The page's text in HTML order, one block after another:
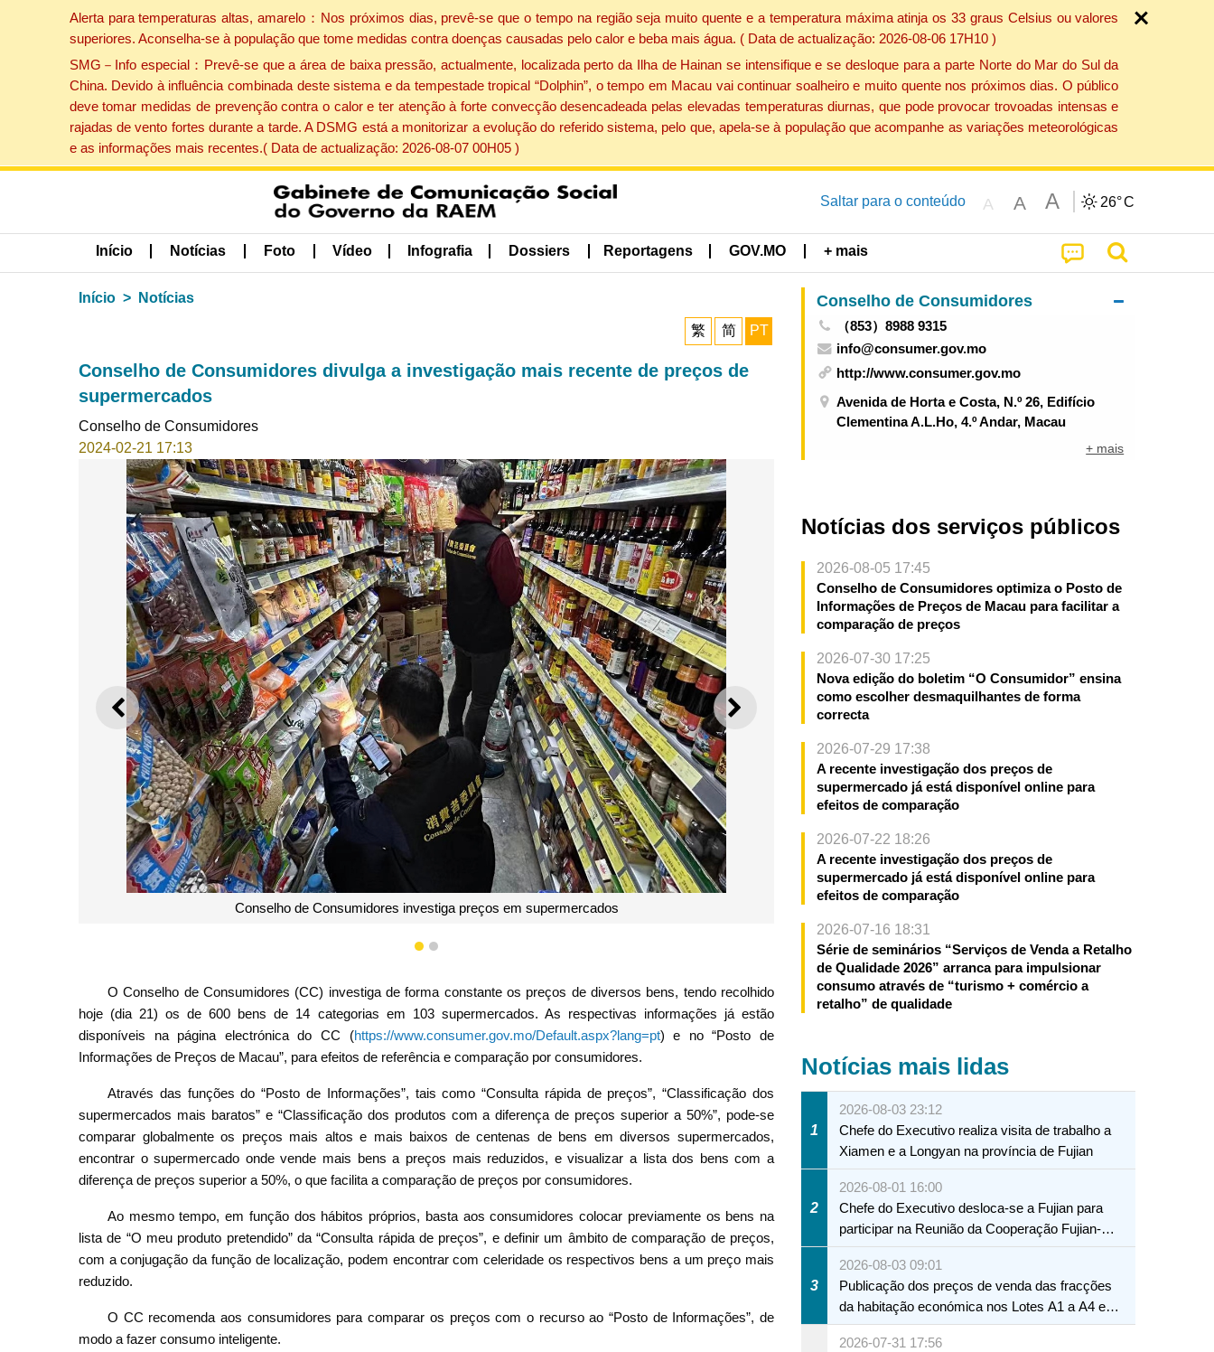
Alerta para temperaturas altas, amarelo：Nos próximos dias, prevê-se que o tempo na região seja muito quente e a temperatura máxima atinja os 33 graus Celsius ou valores
superiores. Aconselha-se à população que tome medidas contra doenças causadas pelo calor e beba mais água. ( Data de actualização: 2026-08-06 17H10 )
SMG－Info especial：Prevê-se que a área de baixa pressão, actualmente, localizada perto da Ilha de Hainan se intensifique e se desloque para a parte Norte do Mar do Sul da
China. Devido à influência combinada deste sistema e da tempestade tropical “Dolphin”, o tempo em Macau vai continuar soalheiro e muito quente nos próximos dias. O público
deve tomar medidas de prevenção contra o calor e ter atenção à forte convecção desencadeada pelas elevadas temperaturas diurnas, que pode provocar trovoadas intensas e
rajadas de vento fortes durante a tarde. A DSMG está a monitorizar a evolução do referido sistema, pelo que, apela-se à população que acompanhe as variações meteorológicas
e as informações mais recentes.( Data de actualização: 2026-08-07 00H05 )
Saltar para o conteúdo A A A 26°C
Início Notícias Foto Vídeo Infografia Dossiers Reportagens GOV.MO + mais
Início Notícias
繁 简 PT
Conselho de Consumidores divulga a investigação mais recente de preços de
supermercados
Conselho de Consumidores
2024-02-21 17:13
ANTERIOR SEGUINTE
Descarreguem a aplicação informática “Posto de Informações de Preços de Macau”.
1 2
O Conselho de Consumidores (CC) investiga de forma constante os preços de diversos bens, tendo recolhido
hoje (dia 21) os de 600 bens de 14 categorias em 103 supermercados. As respectivas informações já estão
disponíveis na página electrónica do CC (https://www.consumer.gov.mo/Default.aspx?lang=pt) e no “Posto de
Informações de Preços de Macau”, para efeitos de referência e comparação por consumidores.
Através das funções do “Posto de Informações”, tais como “Consulta rápida de preços”, “Classificação dos
supermercados mais baratos” e “Classificação dos produtos com a diferença de preços superior a 50%”, pode-se
comparar globalmente os preços mais altos e mais baixos de centenas de bens em diversos supermercados,
encontrar o supermercado onde vende mais bens a preços mais reduzidos, e visualizar a lista dos bens com a
diferença de preços superior a 50%, o que facilita a comparação de preços por consumidores.
Ao mesmo tempo, em função dos hábitos próprios, basta aos consumidores colocar previamente os bens na
lista de “O meu produto pretendido” da “Consulta rápida de preços”, e definir um âmbito de comparação de preços,
com a conjugação da função de localização, podem encontrar com celeridade os respectivos bens a um preço mais
reduzido.
O CC recomenda aos consumidores para comparar os preços com o recurso ao “Posto de Informações”, de
modo a fazer consumo inteligente.
Conselho de Consumidores
（853）8988 9315
info@consumer.gov.mo
http://www.consumer.gov.mo
Avenida de Horta e Costa, N.º 26, Edifício
Clementina A.L.Ho, 4.º Andar, Macau
+ mais
Notícias dos serviços públicos
2026-08-05 17:45
Conselho de Consumidores optimiza o Posto de
Informações de Preços de Macau para facilitar a
comparação de preços
2026-07-30 17:25
Nova edição do boletim “O Consumidor” ensina
como escolher desmaquilhantes de forma
correcta
2026-07-29 17:38
A recente investigação dos preços de
supermercado já está disponível online para
efeitos de comparação
2026-07-22 18:26
A recente investigação dos preços de
supermercado já está disponível online para
efeitos de comparação
2026-07-16 18:31
Série de seminários “Serviços de Venda a Retalho
de Qualidade 2026” arranca para impulsionar
consumo através de “turismo + comércio a
retalho” de qualidade
Notícias mais lidas
1
2026-08-03 23:12
Chefe do Executivo realiza visita de trabalho a
Xiamen e a Longyan na província de Fujian
2
2026-08-01 16:00
Chefe do Executivo desloca-se a Fujian para
participar na Reunião da Cooperação Fujian-
Macau
3
2026-08-03 09:01
Publicação dos preços de venda das fracções
da habitação económica nos Lotes A1 a A4 e
A12 da Zona A dos Novos Aterros
2026-07-31 17:56